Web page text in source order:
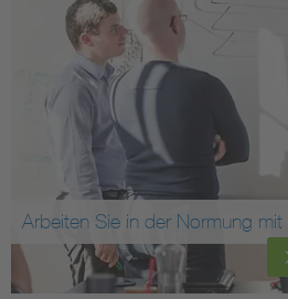
Arbeiten Sie in der Normung mit